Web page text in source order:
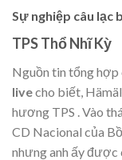
Sự nghiệp câu lạc
TPS Thổ Nhĩ Kỳ
Nguồn tin tổng
livecho biết,
hương TPS . Vào
CD Nacional của
nhưng anh ấy được